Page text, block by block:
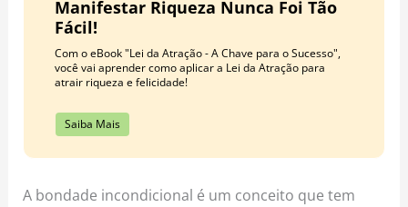
Manifestar Riqueza Nunca Foi Tão
Fácil!
Com o eBook "Lei da Atração - A Chave para o Sucesso",
você vai aprender como aplicar a Lei da Atração para
atrair riqueza e felicidade!
Saiba Mais
A bondade incondicional é um conceito que tem